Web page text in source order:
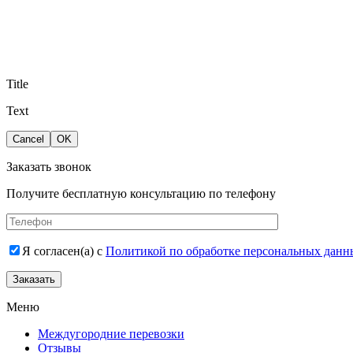
Title
Text
Cancel OK
Заказать звонок
Получите бесплатную консультацию по телефону
Я согласен(а) с Политикой по обработке персональных
Заказать
Меню
Междугородние перевозки
Отзывы